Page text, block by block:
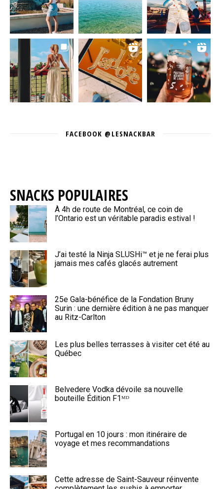
FACEBOOK @LESNACKBAR
SNACKS POPULAIRES
À 4h de route de Montréal, ce coin de
l’Ontario est un véritable paradis estival !
J’ai testé la Ninja SLUSHi™ et je ne ferai plus
jamais mes cafés glacés autrement
25e Gala-bénéfice de la Fondation Bruny
Surin : une dernière édition à ne pas manquer
au Ritz-Carlton
Les plus belles terrasses à visiter cet été au
Québec
Belvedere Vodka dévoile sa nouvelle
bouteille Édition F1ᴹᴰ
Portugal en 10 jours : mon itinéraire de
voyage et mes recommandations
Cette adresse de Saint-Sauveur réinvente